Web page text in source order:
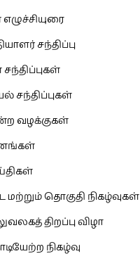
சந்திப்பு
சந்திப்புகள்
வழக்குகள்
மற்றும் தொகுதி நிகழ்வுகள்
திறப்பு விழா
நிகழ்வு